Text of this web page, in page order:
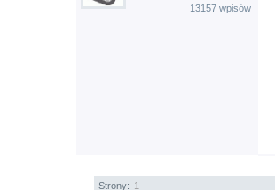
13157 wpisów
Strony: 1